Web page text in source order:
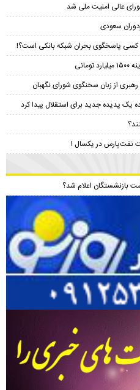
عالی امنیت ملی شد
سعودی
کسی پاسخگوی بحران شبکه بانکی است؟!
از زبان سخنگوی شورای نگهبان
یک پدیده جدید برای استقلال پیدا کرد
بازنشستگان اعلام شد؟